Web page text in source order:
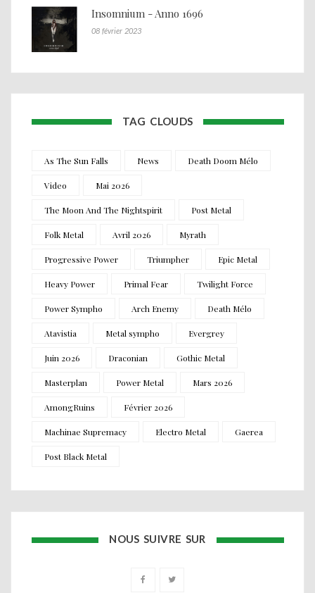
Insomnium - Anno 1696
08 février 2023
TAG CLOUDS
As The Sun Falls News Death Doom Mélo
Video Mai 2026
The Moon And The Nightspirit Post Metal
Folk Metal Avril 2026 Myrath
Progressive Power Triumpher Epic Metal
Heavy Power Primal Fear Twilight Force
Power Sympho Arch Enemy Death Mélo
Atavistia Metal sympho Evergrey
Juin 2026 Draconian Gothic Metal
Masterplan Power Metal Mars 2026
AmongRuins Février 2026
Machinae Supremacy Electro Metal Gaerea
Post Black Metal
NOUS SUIVRE SUR